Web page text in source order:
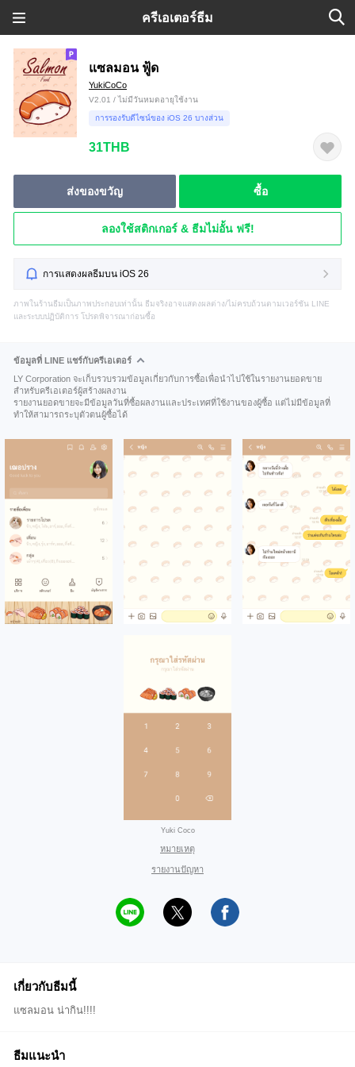
ครีเอเตอร์ธีม
แซลมอน ฟู้ด
YukiCoCo
V2.01 / ไม่มีวันหมดอายุใช้งาน
การรองรับดีไซน์ของ iOS 26 บางส่วน
31THB
ส่งของขวัญ ซื้อ
ลองใช้สติกเกอร์ & ธีมไม่อั้น ฟรี!
การแสดงผลธีมบน iOS 26
ภาพในร้านธีมเป็นภาพประกอบเท่านั้น ธีมจริงอาจแสดงผลต่าง/ไม่ครบถ้วนตามเวอร์ชัน LINE
และระบบปฏิบัติการ โปรดพิจารณาก่อนซื้อ
ข้อมูลที่ LINE แชร์กับครีเอเตอร์
LY Corporation จะเก็บรวบรวมข้อมูลเกี่ยวกับการซื้อเพื่อนำไปใช้ในรายงานยอดขาย
สำหรับครีเอเตอร์ผู้สร้างผลงาน
รายงานยอดขายจะมีข้อมูลวันที่ซื้อผลงานและประเทศที่ใช้งานของผู้ซื้อ แต่ไม่มีข้อมูลที่
ทำให้สามารถระบุตัวตนผู้ซื้อได้
Yuki Coco
หมายเหตุ
รายงานปัญหา
เกี่ยวกับธีมนี้
แซลมอน น่ากิน!!!!
ธีมแนะนำ